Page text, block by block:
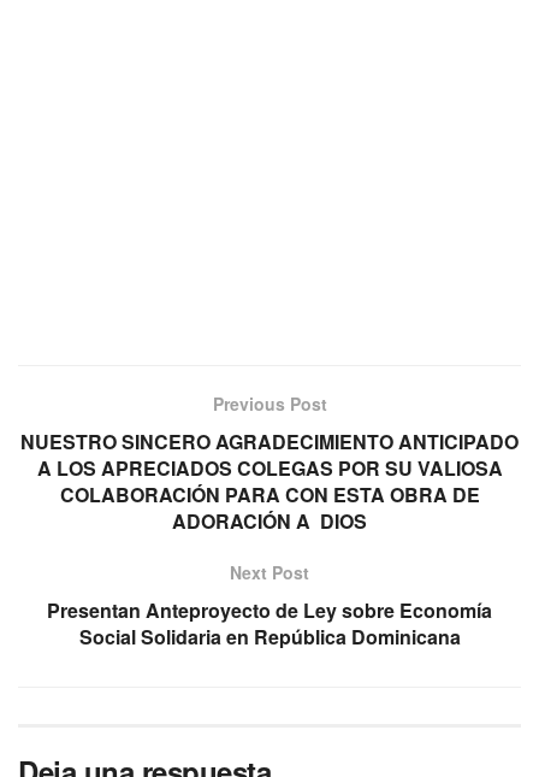
Previous Post
NUESTRO SINCERO AGRADECIMIENTO ANTICIPADO
A LOS APRECIADOS COLEGAS POR SU VALIOSA
COLABORACIÓN PARA CON ESTA OBRA DE
ADORACIÓN A DIOS
Next Post
Presentan Anteproyecto de Ley sobre Economía
Social Solidaria en República Dominicana